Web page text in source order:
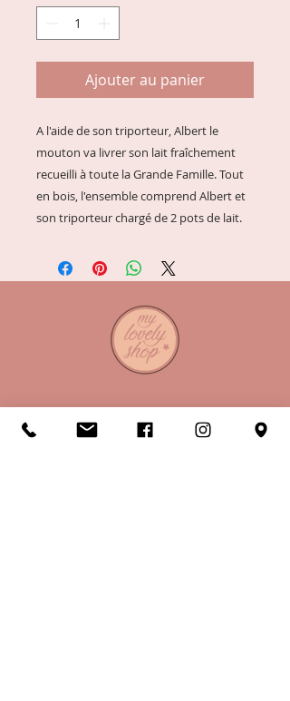
Ajouter au panier
A l'aide de son triporteur, Albert le
mouton va livrer son lait fraîchement
recueilli à toute la Grande Famille. Tout
en bois, l'ensemble comprend Albert et
son triporteur chargé de 2 pots de lait.
A propos